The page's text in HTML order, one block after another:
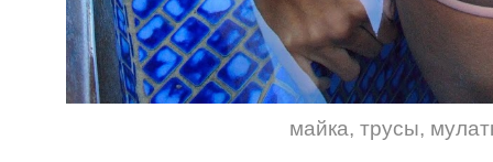
майка, трусы,